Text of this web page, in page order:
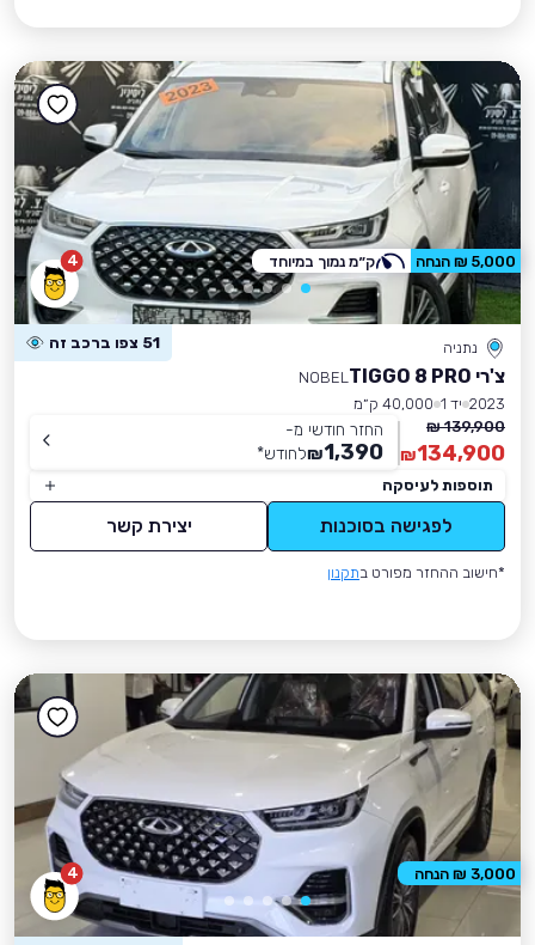
4
נתניה 51 צפו ברכב זה
צ'רי TIGGO 8 PRO
NOBEL
2023 יד 1
40,000 ק״מ
139,900 ₪
134,900
₪
החזר חודשי מ-
1,390
₪לחודש*
תוספות לעיסקה
לפגישה בסוכנות יצירת קשר
*חישוב ההחזר מפורט בתקנון
5,000 ₪ הנחה ק״מ נמוך במיוחד
4 3,000 ₪ הנחה